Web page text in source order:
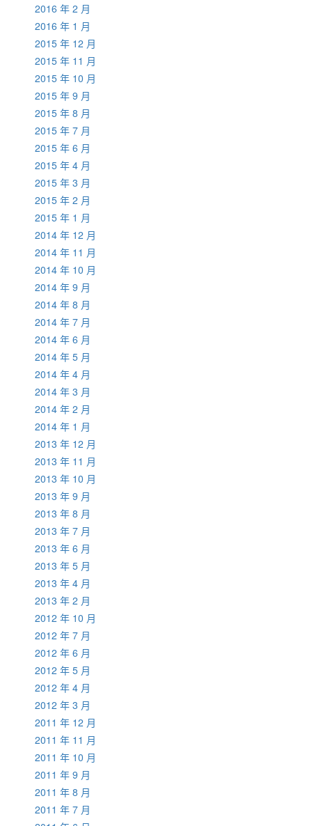
2016 年 2 月
2016 年 1 月
2015 年 12 月
2015 年 11 月
2015 年 10 月
2015 年 9 月
2015 年 8 月
2015 年 7 月
2015 年 6 月
2015 年 4 月
2015 年 3 月
2015 年 2 月
2015 年 1 月
2014 年 12 月
2014 年 11 月
2014 年 10 月
2014 年 9 月
2014 年 8 月
2014 年 7 月
2014 年 6 月
2014 年 5 月
2014 年 4 月
2014 年 3 月
2014 年 2 月
2014 年 1 月
2013 年 12 月
2013 年 11 月
2013 年 10 月
2013 年 9 月
2013 年 8 月
2013 年 7 月
2013 年 6 月
2013 年 5 月
2013 年 4 月
2013 年 2 月
2012 年 10 月
2012 年 7 月
2012 年 6 月
2012 年 5 月
2012 年 4 月
2012 年 3 月
2011 年 12 月
2011 年 11 月
2011 年 10 月
2011 年 9 月
2011 年 8 月
2011 年 7 月